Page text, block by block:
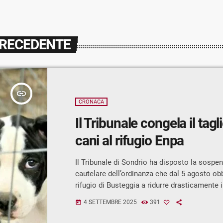
insert_link
CRONACA
Il Tribunale congela il
cani al rifugio Enpa
Il Tribunale di Sondrio ha disposto la
cautelare dell’ordinanza che dal 5 agosto
rifugio di Busteggia a ridurre drasticamente
arrivata il 20 agosto, congela quindi
today 4 SETTEMBRE 2025 391